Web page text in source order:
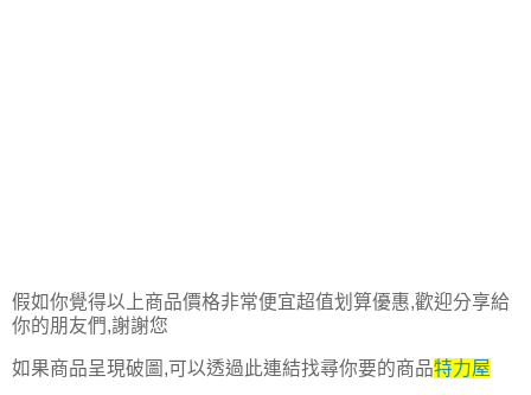
假如你覺得以上商品價格非常便宜超值划算優惠,歡迎分享給
你的朋友們,謝謝您
如果商品呈現破圖,可以透過此連結找尋你要的商品特力屋